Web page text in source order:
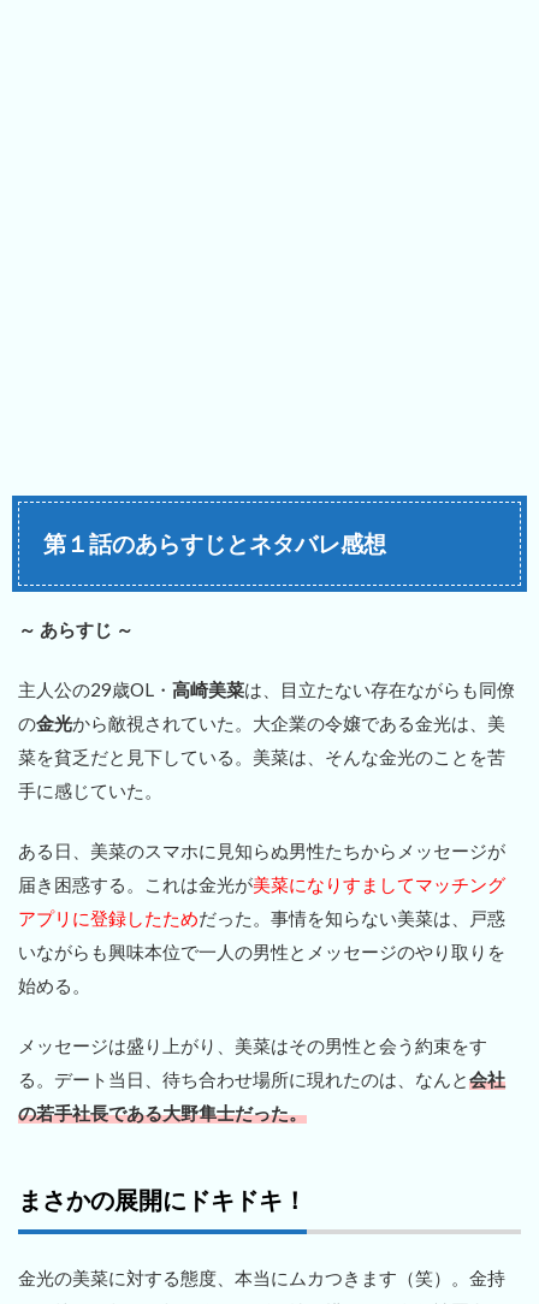
第１話のあらすじとネタバレ感想
～ あらすじ ～
主人公の29歳OL・ 高崎美菜は、目立たない存在ながらも同僚
の金光から敵視されていた。大企業の令嬢である金光は、美
菜を貧乏だと見下している。美菜は、そんな金光のことを苦
手に感じていた。
ある日、美菜のスマホに見知らぬ男性たちからメッセージが
届き困惑する。これは金光が美菜になりすましてマッチング
アプリに登録したためだった。事情を知らない美菜は、戸惑
いながらも興味本位で一人の男性とメッセージのやり取りを
始める。
メッセージは盛り上がり、美菜はその男性と会う約束をす
る。デート当日、待ち合わせ場所に現れたのは、なんと会社
の若手社長である大野隼士だった。
まさかの展開にドキドキ！
金光の美菜に対する態度、本当にムカつきます（笑）。金持